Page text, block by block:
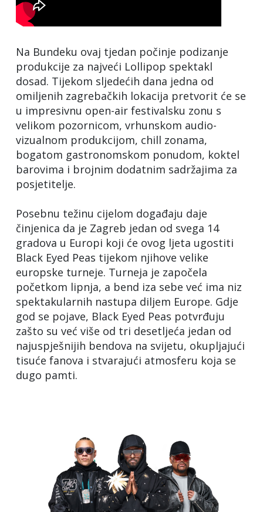
Na Bundeku ovaj tjedan počinje podizanje
produkcije za najveći Lollipop spektakl
dosad. Tijekom sljedećih dana jedna od
omiljenih zagrebačkih lokacija pretvorit će se
u impresivnu open-air festivalsku zonu s
velikom pozornicom, vrhunskom audio-
vizualnom produkcijom, chill zonama,
bogatom gastronomskom ponudom, koktel
barovima i brojnim dodatnim sadržajima za
posjetitelje.
Posebnu težinu cijelom događaju daje
činjenica da je Zagreb jedan od svega 14
gradova u Europi koji će ovog ljeta ugostiti
Black Eyed Peas tijekom njihove velike
europske turneje. Turneja je započela
početkom lipnja, a bend iza sebe već ima niz
spektakularnih nastupa diljem Europe. Gdje
god se pojave, Black Eyed Peas potvrđuju
zašto su već više od tri desetljeća jedan od
najuspješnijih bendova na svijetu, okupljajući
tisuće fanova i stvarajući atmosferu koja se
dugo pamti.